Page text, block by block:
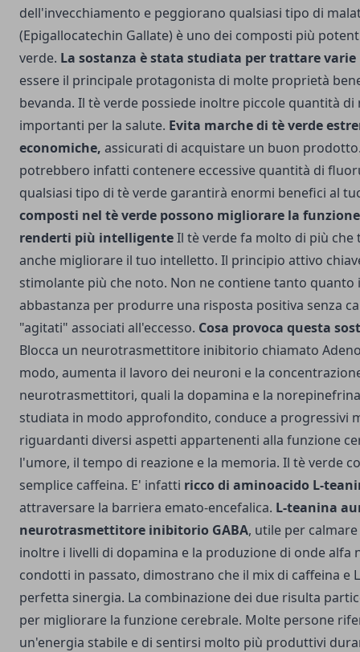
dell'invecchiamento e peggiorano qualsiasi tipo di
(Epigallocatechin Gallate) è uno dei composti più
verde. La sostanza è stata studiata per trattare
essere il principale protagonista di molte proprietà
bevanda. Il tè verde possiede inoltre piccole quantità
importanti per la salute. Evita marche di tè verde
economiche, assicurati di acquistare un buon
potrebbero infatti contenere eccessive quantità di
qualsiasi tipo di tè verde garantirà enormi benefici al
composti nel tè verde possono migliorare la
renderti più intelligenteIl tè verde fa molto di più che
anche migliorare il tuo intelletto. Il principio attivo
stimolante più che noto. Non ne contiene tanto quanto
abbastanza per produrre una risposta positiva senza
"agitati" associati all'eccesso. Cosa provoca questa
Blocca un neurotrasmettitore inibitorio chiamato
modo, aumenta il lavoro dei neuroni e la
neurotrasmettitori, quali la dopamina e la
studiata in modo approfondito, conduce a progressivi
riguardanti diversi aspetti appartenenti alla funzione
l'umore, il tempo di reazione e la memoria. Il tè verde
semplice caffeina. E' infatti ricco di aminoacido L-
attraversare la barriera emato-encefalica. L-teanina
neurotrasmettitore inibitorio GABA, utile per
inoltre i livelli di dopamina e la produzione di onde alfa
condotti in passato, dimostrano che il mix di caffeina e
perfetta sinergia. La combinazione dei due risulta
per migliorare la funzione cerebrale. Molte persone
un'energia stabile e di sentirsi molto più produttivi